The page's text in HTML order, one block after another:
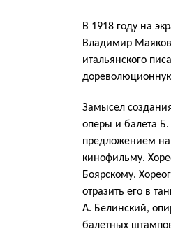
В 1918 году на
Владимир
итальянского
Замысел
оперы и балета
предложением
кинофильму.
Боярскому.
отразить его в
А. Белинский,
балетных